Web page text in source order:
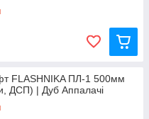
FLASHNIKA ПЛ-1 500мм
ДСП) | Дуб Аппалачі